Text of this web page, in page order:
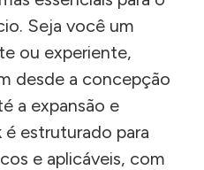
Seja você um
ou experiente,
desde a concepção
a expansão e
é estruturado para
e aplicáveis, com